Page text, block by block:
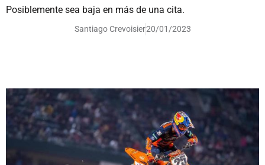
Posiblemente sea baja en más de una cita.
Santiago Crevoisier20/01/2023